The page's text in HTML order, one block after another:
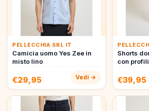
PELLECCHIA SRL IT
Camicia uomo Yes Zee in
misto lino
€29,95 Vedi →
Shorts
con
€39,95